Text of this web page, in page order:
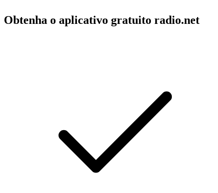
Obtenha o aplicativo gratuito radio.net